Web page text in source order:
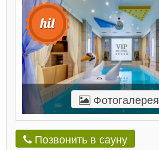
Фотогалерея
Позвонить в сауну